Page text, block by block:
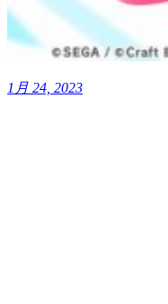
1月 24, 2023